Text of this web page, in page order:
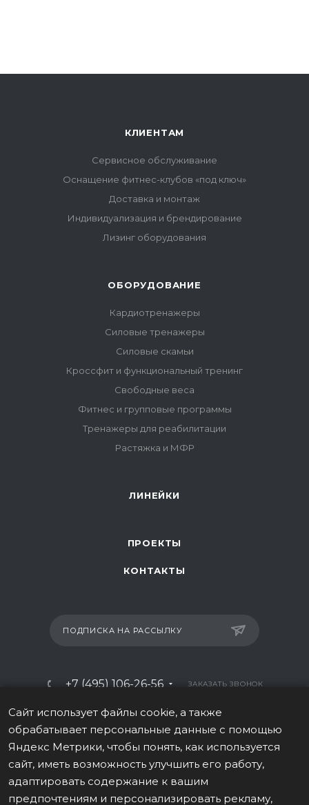
КЛИЕНТАМ
Сервисное обслуживание
Оснащение фитнес-клубов «под ключ»
Доставка и монтаж
Индивидуализация и брендирование
Лизинг оборудования
ОБОРУДОВАНИЕ
Кардиотренажеры
Силовые тренажеры
Силовые скамьи
Кроссфит и функциональный тренинг
Свободные веса
Фитнес и групповые программы
Тренажеры для реабилитации
Растяжка и МФР
ЛИНЕЙКИ
ПРОЕКТЫ
КОНТАКТЫ
ПОДПИСКА НА РАССЫЛКУ
+7 (495) 106-26-56 ЗАКАЗАТЬ ЗВОНОК
info@italy-sport.ru
Москва, ул. Мосфильмовская 42с1
Сайт использует файлы cookie, а также
обрабатывает персональные данные с помощью
Яндекс Метрики, чтобы понять, как используется
сайт, иметь возможность улучшить его работу,
адаптировать содержание к вашим
предпочтениям и персонализировать рекламу,